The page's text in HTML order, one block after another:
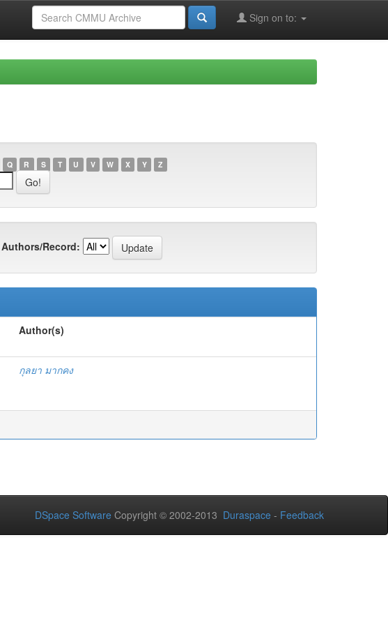
Sign on to:
Q R S T U V W X Y Z
Authors/Record:
Author(s)
กุลยา มากคง
DSpace Software Copyright © 2002-2013 Duraspace - Feedback